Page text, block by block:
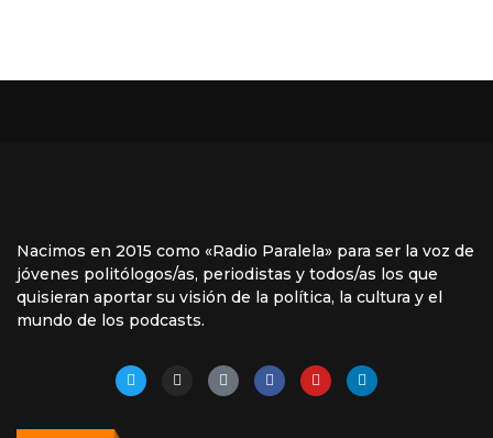
Nacimos en 2015 como «Radio Paralela» para ser la voz de
jóvenes politólogos/as, periodistas y todos/as los que
quisieran aportar su visión de la política, la cultura y el
mundo de los podcasts.